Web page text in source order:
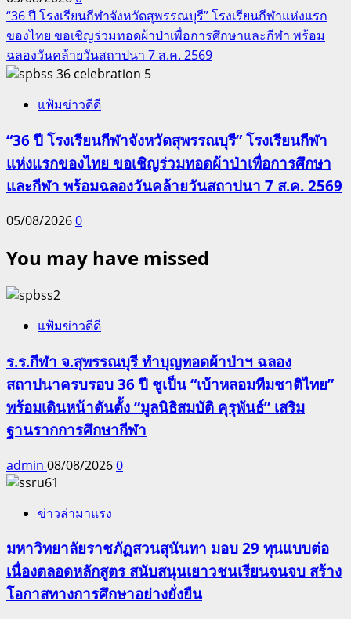
“36 ปี โรงเรียนกีฬาจังหวัดสุพรรณบุรี” โรงเรียนกีฬาแห่งแรก
ของไทย ขอเชิญร่วมทอดผ้าป่าเพื่อการศึกษาและกีฬา พร้อม
ฉลองวันคล้ายวันสถาปนา 7 ส.ค. 2569
5
แฟ้มข่าวดีดี
“36 ปี โรงเรียนกีฬาจังหวัดสุพรรณบุรี” โรงเรียนกีฬา
แห่งแรกของไทย ขอเชิญร่วมทอดผ้าป่าเพื่อการศึกษา
และกีฬา พร้อมฉลองวันคล้ายวันสถาปนา 7 ส.ค. 2569
05/08/20260
You may have missed
แฟ้มข่าวดีดี
ร.ร.กีฬา จ.สุพรรณบุรี ทำบุญทอดผ้าป่าฯ ฉลอง
สถาปนาครบรอบ 36 ปี ชูเป็น “เบ้าหลอมทีมชาติไทย”
พร้อมเดินหน้าดันตั้ง “มูลนิธิสมบัติ คุรุพันธ์” เสริม
ฐานรากการศึกษากีฬา
admin 08/08/20260
ข่าวล่ามาแรง
มหาวิทยาลัยราชภัฏสวนสุนันทา มอบ 29 ทุนแบบต่อ
เนื่องตลอดหลักสูตร สนับสนุนเยาวชนเรียนจนจบ สร้าง
โอกาสทางการศึกษาอย่างยั่งยืน